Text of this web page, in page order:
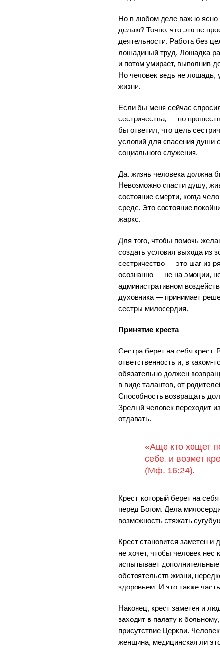
Но в любом деле важно
делаю? Точно, что это не
деятельности. Работа без
лошадиный труд. Лошадка
и потом умирает, выполнив
Но человек ведь не лошадь,
жизни.
Если бы меня сейчас
сестричества, — по
бы ответил, что цель
условий для спасения души
социального служения.
Да, жизнь человека должна
Невозможно спасти душу,
состояние смерти, когда
среде. Это состояние
жарко.
Для того, чтобы помочь
создать условия выхода из
сестричество — это шаг из
осознанно — не на эмоции,
административном
духовника — принимает
сестры милосердия.
Принятие креста
Сестра берет на себя
ответственность и, в каком-
обязательно должен
в виде талантов, от
Способность возвращать
Зрелый человек переходит
отдавать.
«Аще кто хощет
себе, и возмет
(Мф. 16:24).
Крест, который берет на
перед Богом. Дела
возможность стяжать
Крест становится заметен и
не хочет, чтобы человек нес
испытывает
обстоятельств жизни,
здоровьем. И это также
Наконец, крест заметен и
заходит в палату к
присутствие Церкви.
женщина, медицинская ли